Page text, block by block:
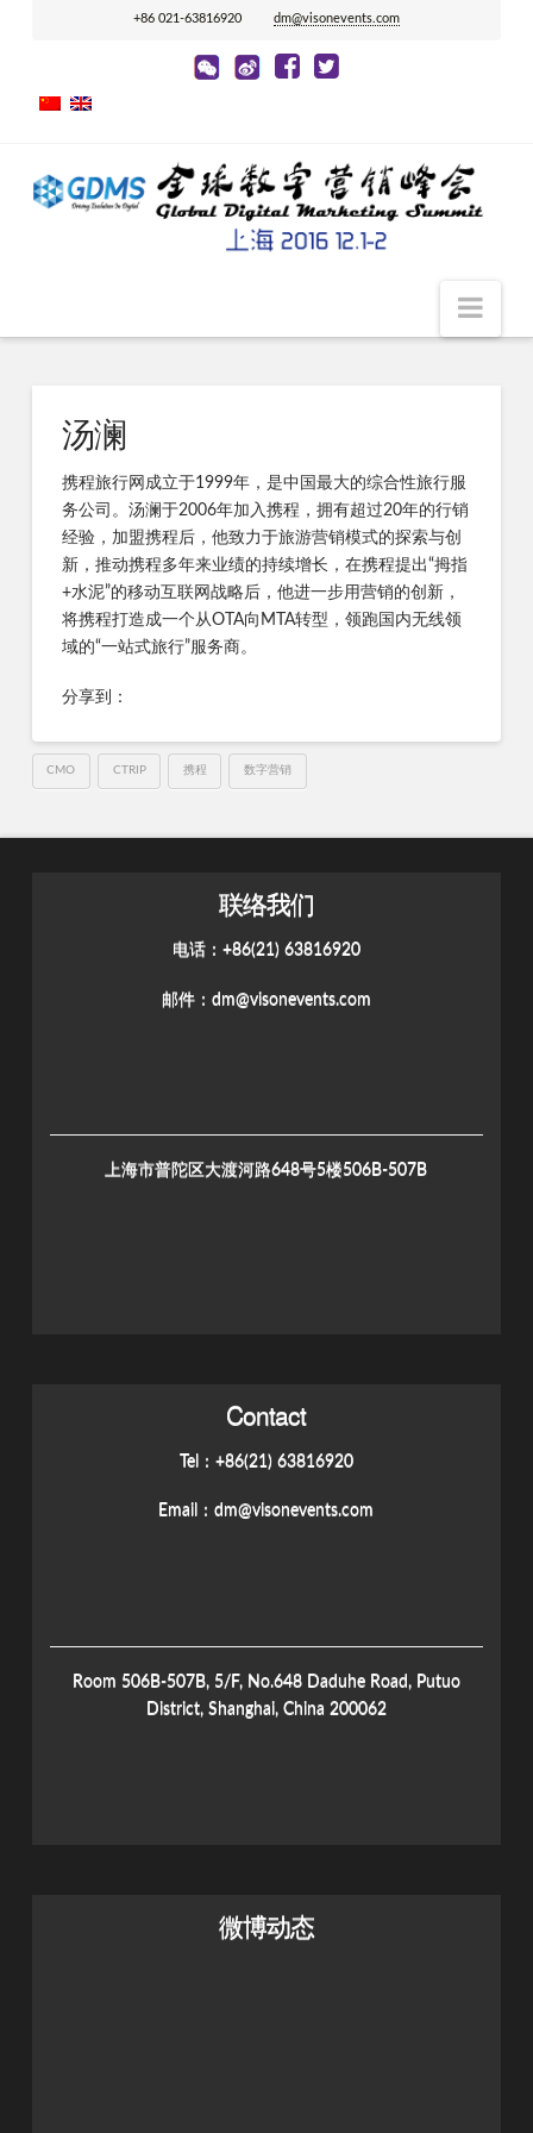
+86 021-63816920 dm@visonevents.com
汤澜
携程旅行网成立于1999年，是中国最大的综合性旅行服
务公司。汤澜于2006年加入携程，拥有超过20年的行销
经验，加盟携程后，他致力于旅游营销模式的探索与创
新，推动携程多年来业绩的持续增长，在携程提出“拇指
+水泥”的移动互联网战略后，他进一步用营销的创新，
将携程打造成一个从OTA向MTA转型，领跑国内无线领
域的“一站式旅行”服务商。
分享到：
CMO CTRIP 携程 数字营销
联络我们
电话：+86(21) 63816920
邮件： dm@visonevents.com
上海市普陀区大渡河路648号5楼506B-507B
Contact
Tel：+86(21) 63816920
Email：dm@visonevents.com
Room 506B-507B, 5/F, No.648 Daduhe Road, Putuo
District, Shanghai, China 200062
微博动态